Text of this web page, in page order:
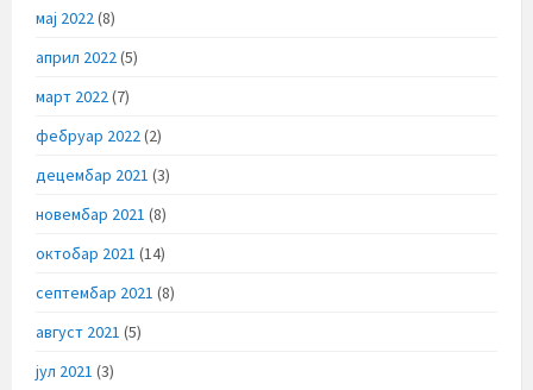
мај 2022(8)
април 2022(5)
март 2022(7)
фебруар 2022(2)
децембар 2021 (3)
новембар 2021 (8)
октобар 2021 (14)
септембар 2021 (8)
август 2021 (5)
јул 2021 (3)